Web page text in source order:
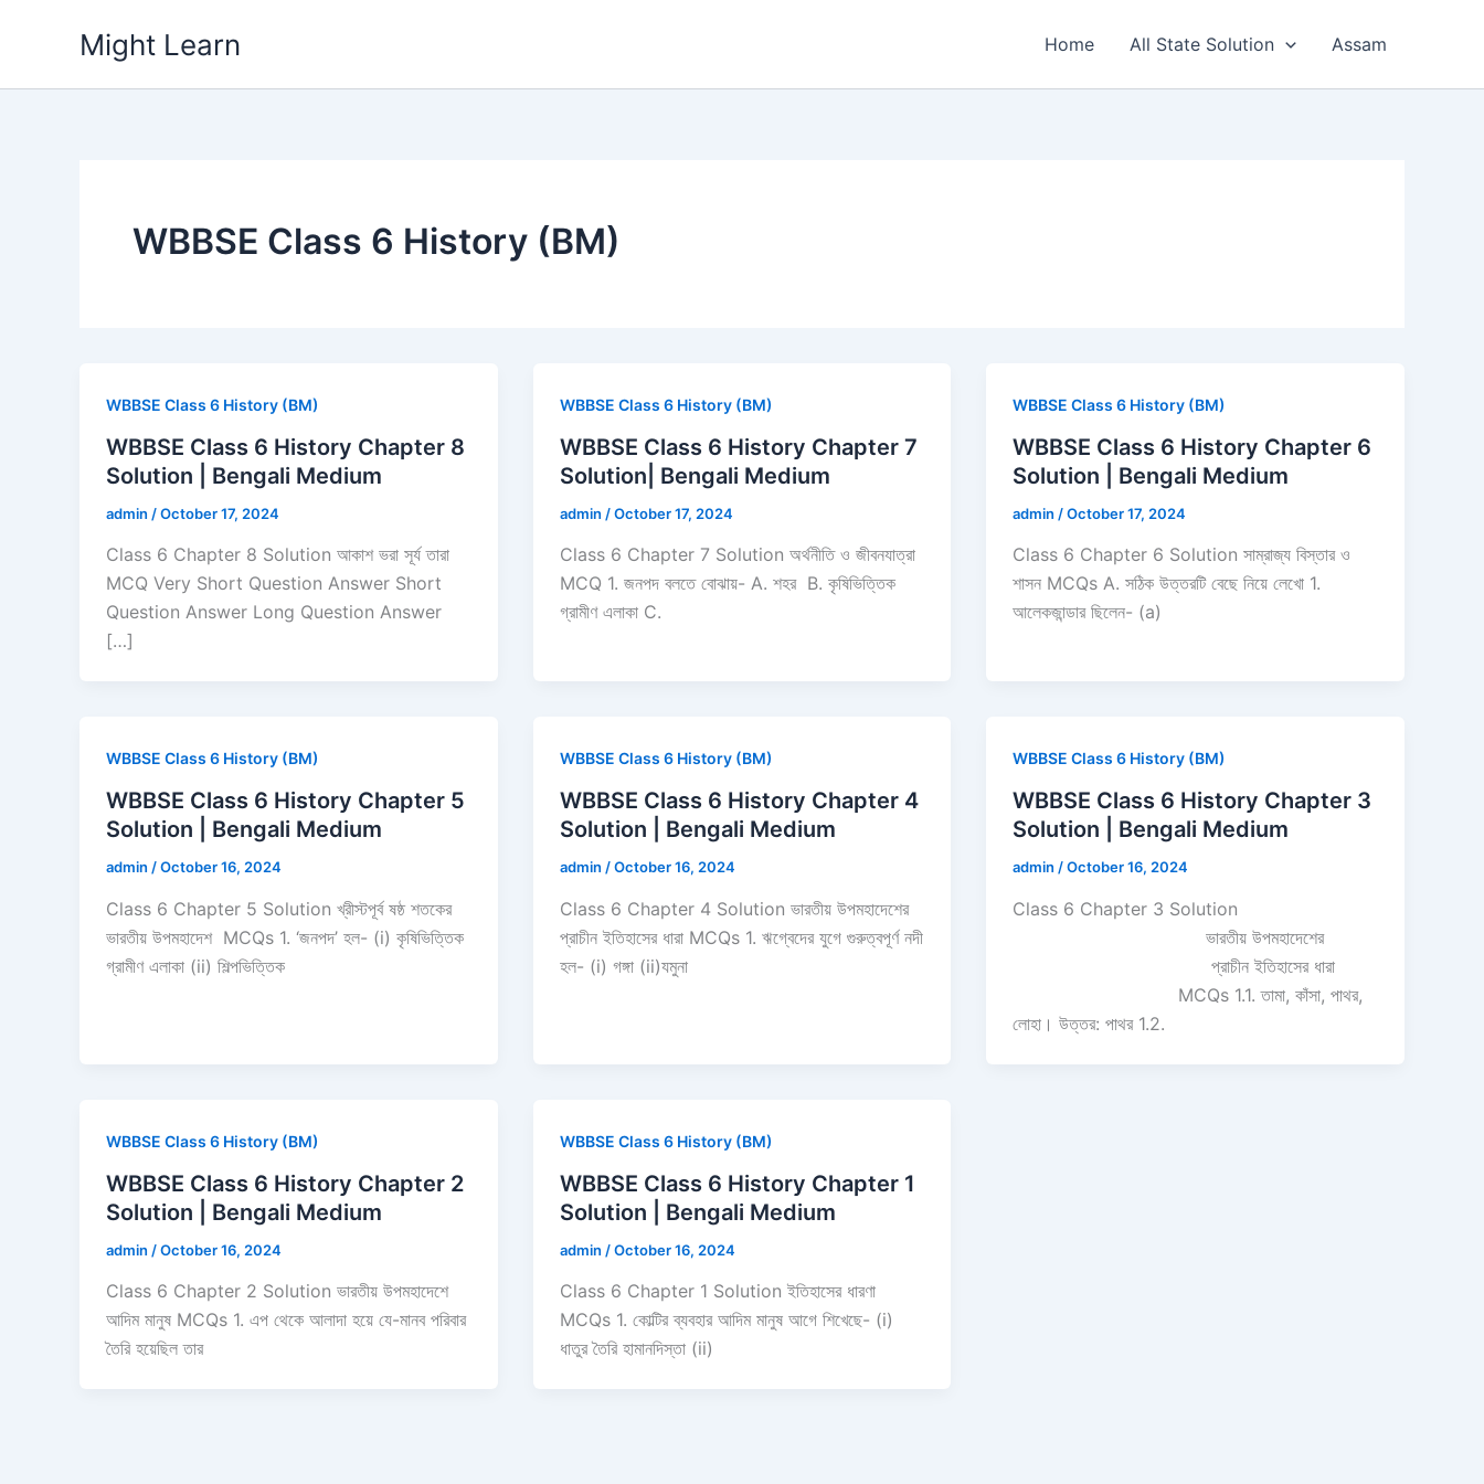
Might Learn Home All State Solution Assam
WBBSE Class 6 History (BM)
WBBSE Class 6 History (BM)
WBBSE Class 6 History Chapter 8
Solution | Bengali Medium
admin /October 17, 2024
Class 6 Chapter 8 Solution আকাশ ভরা সূর্য তারা
MCQ Very Short Question Answer Short
Question Answer Long Question Answer
[…]
WBBSE Class 6 History (BM)
WBBSE Class 6 History Chapter 7
Solution| Bengali Medium
admin /October 17, 2024
Class 6 Chapter 7 Solution অর্থনীতি ও জীবনযাত্রা
MCQ 1. জনপদ বলতে বোঝায়- A. শহর B. কৃষিভিত্তিক
গ্রামীণ এলাকা C.
WBBSE Class 6 History (BM)
WBBSE Class 6 History Chapter 6
Solution | Bengali Medium
admin /October 17, 2024
Class 6 Chapter 6 Solution সাম্রাজ্য বিস্তার ও
শাসন MCQs A. সঠিক উত্তরটি বেছে নিয়ে লেখো 1.
আলেকজান্ডার ছিলেন- (a)
WBBSE Class 6 History (BM)
WBBSE Class 6 History Chapter 5
Solution | Bengali Medium
admin /October 16, 2024
Class 6 Chapter 5 Solution খ্রীস্টপূর্ব ষষ্ঠ শতকের
ভারতীয় উপমহাদেশ MCQs 1. ‘জনপদ’ হল- (i) কৃষিভিত্তিক
গ্রামীণ এলাকা (ii) শিল্পভিত্তিক
WBBSE Class 6 History (BM)
WBBSE Class 6 History Chapter 4
Solution | Bengali Medium
admin /October 16, 2024
Class 6 Chapter 4 Solution ভারতীয় উপমহাদেশের
প্রাচীন ইতিহাসের ধারা MCQs 1. ঋগ্বেদের যুগে গুরুত্বপূর্ণ নদী
হল- (i) গঙ্গা (ii)যমুনা
WBBSE Class 6 History (BM)
WBBSE Class 6 History Chapter 3
Solution | Bengali Medium
admin /October 16, 2024
Class 6 Chapter 3 Solution
ভারতীয় উপমহাদেশের
প্রাচীন ইতিহাসের ধারা
MCQs 1.1. তামা, কাঁসা, পাথর,
লোহা। উত্তর: পাথর 1.2.
WBBSE Class 6 History (BM)
WBBSE Class 6 History Chapter 2
Solution | Bengali Medium
admin /October 16, 2024
Class 6 Chapter 2 Solution ভারতীয় উপমহাদেশে
আদিম মানুষ MCQs 1. এপ থেকে আলাদা হয়ে যে-মানব পরিবার
তৈরি হয়েছিল তার
WBBSE Class 6 History (BM)
WBBSE Class 6 History Chapter 1
Solution | Bengali Medium
admin /October 16, 2024
Class 6 Chapter 1 Solution ইতিহাসের ধারণা
MCQs 1. কোল্টির ব্যবহার আদিম মানুষ আগে শিখেছে- (i)
ধাতুর তৈরি হামানদিস্তা (ii)